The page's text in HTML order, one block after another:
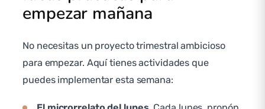
empezar mañana
No necesitas un proyecto trimestral ambicioso
para empezar. Aquí tienes actividades que
puedes implementar esta semana: